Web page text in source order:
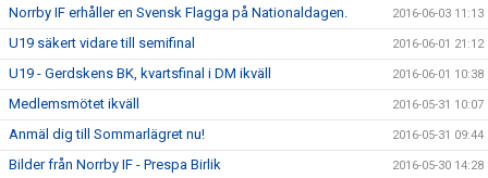
Norrby IF erhåller en Svensk Flagga på Nationaldagen. 2016-06-03 11:13
U19 säkert vidare till semifinal 2016-06-01 21:12
U19 - Gerdskens BK, kvartsfinal i DM ikväll 2016-06-01 10:38
Medlemsmötet ikväll 2016-05-31 10:07
Anmäl dig till Sommarlägret nu! 2016-05-31 09:44
Bilder från Norrby IF - Prespa Birlik 2016-05-30 14:28